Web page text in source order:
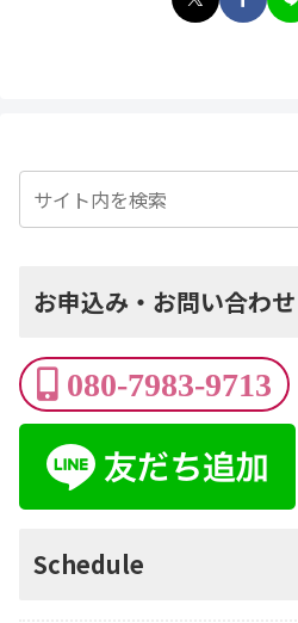
お申込み・お問い合わせ
080-7983-9713
Schedule